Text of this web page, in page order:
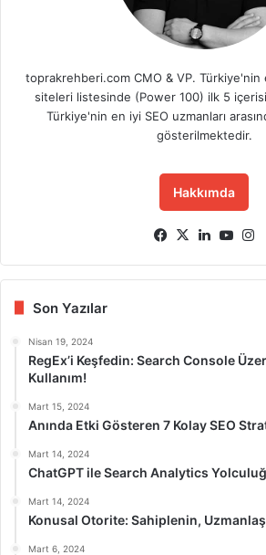
toprakrehberi.com CMO & VP. Türkiye'nin
siteleri listesinde (Power 100) ilk 5
Türkiye'nin en iyi SEO uzmanları
gösterilmektedir.
Hakkımda
Fa
bo
X
Lin
dIn
Yo
ub
Son Yazılar
Nisan 19, 2024
RegEx’i Keşfedin: Search Console
Kullanım!
Mart 15, 2024
Anında Etki Gösteren 7 Kolay SEO
Mart 14, 2024
ChatGPT ile Search Analytics
Mart 14, 2024
Konusal Otorite: Sahiplenin,
Mart 6, 2024